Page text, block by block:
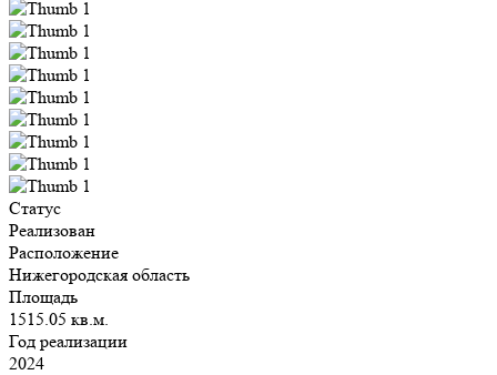
Статус
Реализован
Расположение
Нижегородская область
Площадь
1515.05 кв.м.
Год реализации
2024